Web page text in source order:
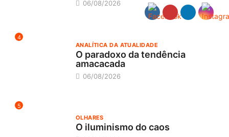
06/08/2026
4
ANALÍTICA DA ATUALIDADE
O paradoxo da tendência
amacacada
06/08/2026
5
OLHARES
O iluminismo do caos